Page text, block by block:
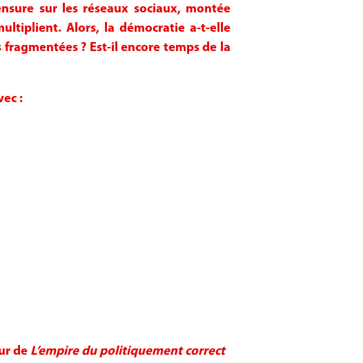
sur les réseaux sociaux, montée
Alors, la démocratie a-t-elle
? Est-il encore temps de la
:
de L’empire du politiquement correct